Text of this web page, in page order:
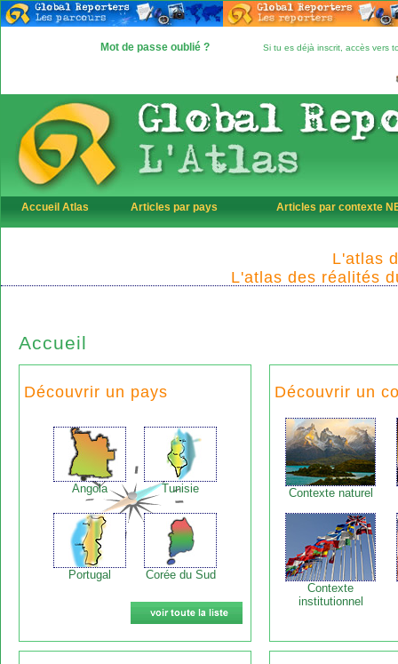
Mot de passe oublié ? Si tu es déjà inscrit, accès vers
Accueil Atlas Articles par pays Articles par contexte
L'atlas
L'atlas des réalités
Accueil
Découvrir un pays
Angola Tunisie
Portugal Corée du Sud
Découvrir un
Contexte naturel
Contexte
institutionnel